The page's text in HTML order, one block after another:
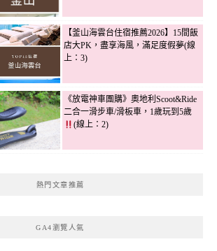
【釜山海雲台住宿推薦2026】15間飯
店大PK，盡享海風，滿足度假夢(線
上：3)
《放電神車團購》奧地利Scoot&Ride
二合一滑步車/滑板車，1歲玩到5歲
(線上：2)
熱門文章推薦
GA4瀏覽人氣